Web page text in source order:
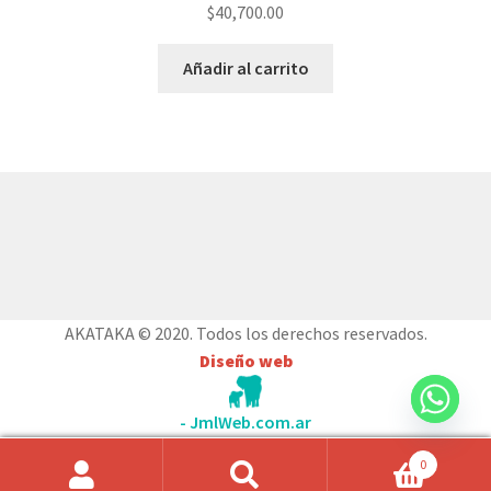
$40,700.00
Añadir al carrito
0
AKATAKA © 2020. Todos los derechos reservados.
Diseño web
- JmlWeb.com.ar